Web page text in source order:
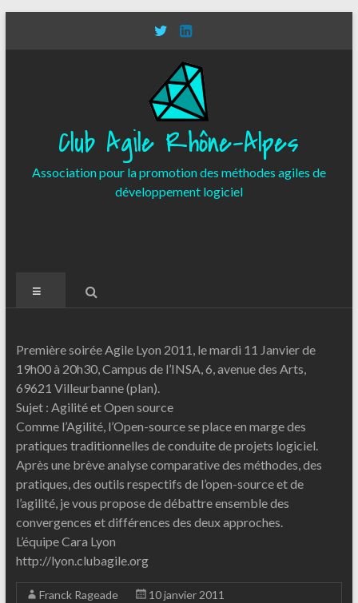
contenu
Club Agile Rhône-Alpes
Association pour la promotion des méthodes agiles de
développement logiciel
Menu
Première soirée Agile Lyon 2011, le mardi 11 Janvier de
19h00 à 20h30, Campus de l’INSA, 6, avenue des Arts,
69621 Villeurbanne (plan).
Sujet : Agilité et Open source
Comme l’Agilité, l’Open-source se place en marge des
pratiques traditionnelles de conduite de projets logiciel.
Après une brève analyse comparative des méthodes, des
pratiques, des outils respectifs de l’open-source et de
l’agilité, je vous propose de débattre ensemble des
convergences et différences des deux approches.
L’équipe Cara Lyon
http://lyon.clubagile.org
Franck Rageade
10 janvier 2011